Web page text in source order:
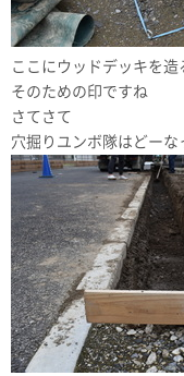
ここにウッドデッキを造
そのための印ですね
さてさて
穴掘りユンボ隊はどーな